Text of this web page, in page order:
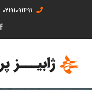
02191091491